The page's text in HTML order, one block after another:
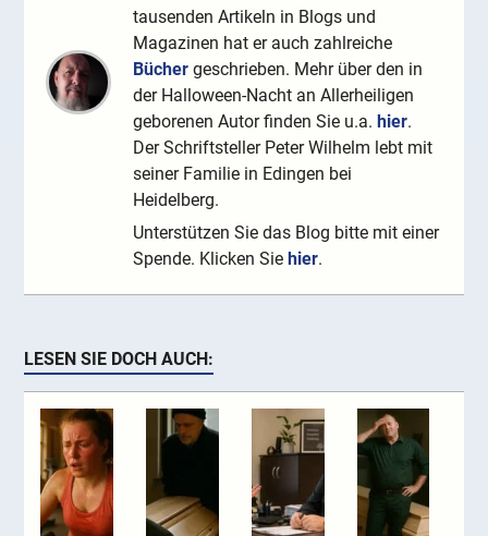
tausenden Artikeln in Blogs und
Magazinen hat er auch zahlreiche
Bücher geschrieben. Mehr über den in
der Halloween-Nacht an Allerheiligen
geborenen Autor finden Sie u.a.hier.
Der Schriftsteller Peter Wilhelm lebt mit
seiner Familie in Edingen bei
Heidelberg.
Unterstützen Sie das Blog bitte mit einer
Spende. Klicken Siehier.
LESEN SIE DOCH AUCH: